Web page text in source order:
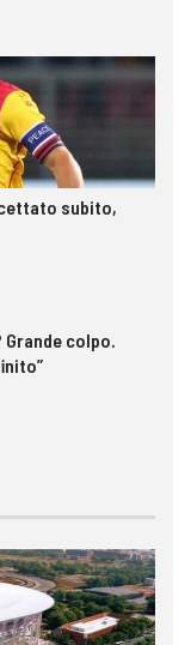
subito,
colpo.